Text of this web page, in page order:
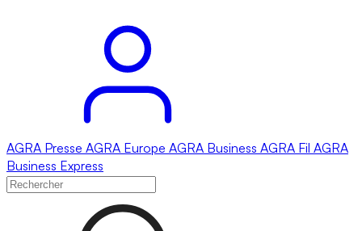
AGRA Presse AGRA Europe AGRA Business AGRA Fil AGRA
Business Express